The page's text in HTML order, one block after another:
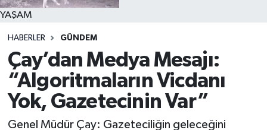
YAŞAM
HABERLER GÜNDEM
Çay’dan Medya Mesajı:
“Algoritmaların Vicdanı
Yok, Gazetecinin Var”
Genel Müdür Çay: Gazeteciliğin geleceğini